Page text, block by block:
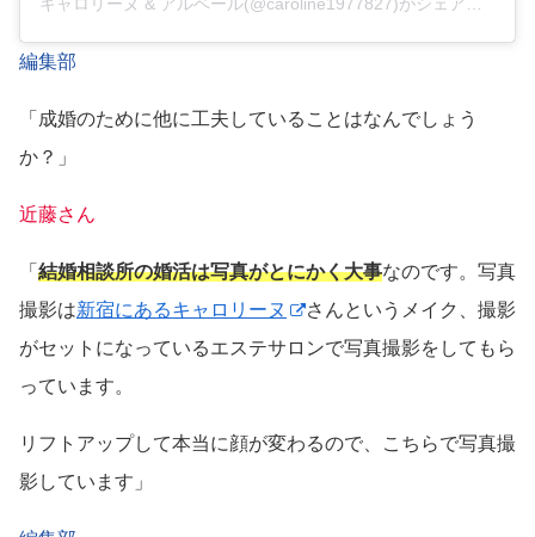
編集部
「成婚のために他に工夫していることはなんでしょう
か？」
近藤さん
「 結婚相談所の婚活は写真がとにかく大事なのです。写真
撮影は新宿にあるキャロリーヌ
さんというメイク、撮影
がセットになっているエステサロンで写真撮影をしてもら
っています。
リフトアップして本当に顔が変わるので、こちらで写真撮
影しています」